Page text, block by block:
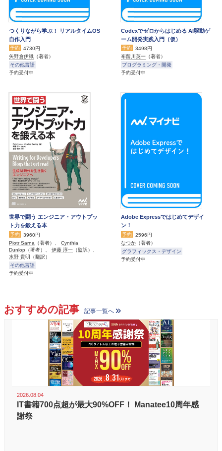
つくりながら学ぶ！ リアルタイムOS
自作入門
予約
4730円
矢野倉伊織 （著者）
その他言語
予約受付中
Codexでゼロからはじめる AI駆動ゲ
ーム開発実践入門（仮）
予約
3498円
布留川英一 （著者）
プログラミング・開発
予約受付中
世界で闘う エンジニア・アウトプッ
ト力を鍛える本
予約
3960円
Piotr Sarna （著者）、 Cynthia
Dunlop （著者）、 伊藤 淳一 （監訳）、
水野 貴明 （翻訳）
その他言語
予約受付中
Adobe Expressではじめてデザイ
ン！
予約
2596円
なつか （著者）
グラフィックス・デザイン
予約受付中
おすすめの記事 記事一覧へ
2026.08.04
IT書籍700点超が最大90%OFF！ Manatee10周年感
謝祭